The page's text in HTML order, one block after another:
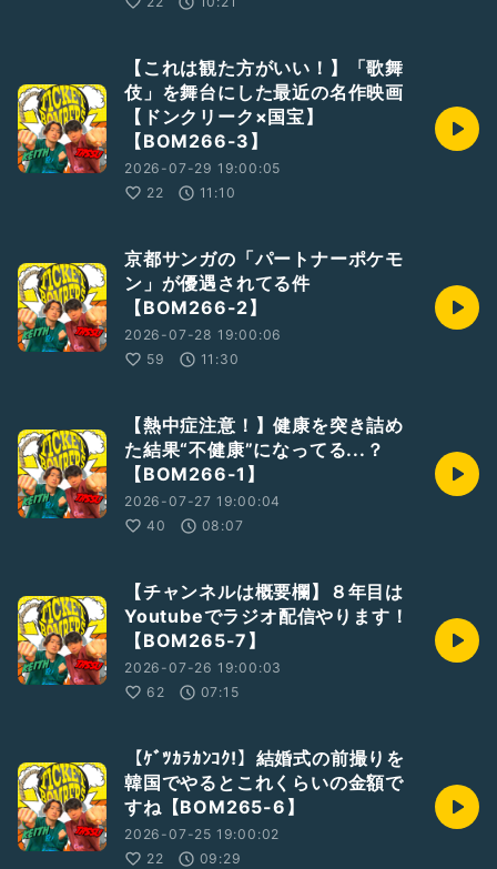
【これは観た方がいい！】「歌舞
伎」を舞台にした最近の名作映画
【ドンクリーク×国宝】
【BOM266-3】
2026-07-29 19:00:05
22
11:10
京都サンガの「パートナーポケモ
ン」が優遇されてる件
【BOM266-2】
2026-07-28 19:00:06
59
11:30
【熱中症注意！】健康を突き詰め
た結果“不健康”になってる...？
【BOM266-1】
2026-07-27 19:00:04
40
08:07
【チャンネルは概要欄】８年目は
Youtubeでラジオ配信やります！
【BOM265-7】
2026-07-26 19:00:03
62
07:15
【ｹﾞﾂｶﾗｶﾝｺｸ!】結婚式の前撮りを
韓国でやるとこれくらいの金額で
すね【BOM265-6】
2026-07-25 19:00:02
22
09:29